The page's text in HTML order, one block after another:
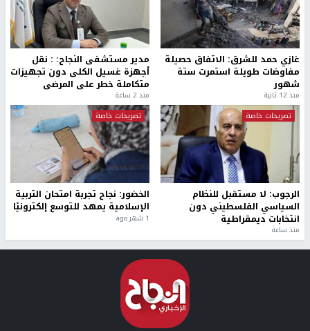
غازي حمد للشرق: الاتفاق حصيلة
مفاوضات طويلة استمرت ستة
شهور
منذ 12 ثانية
مدير مستشفى النجاح: : نقل
أجهزة غسيل الكلى دون تجهيزات
متكاملة خطر على المرضى
منذ 2 ساعة
تصريحات خاصة
الرجوب: لا مستقبل للنظام
السياسي الفلسطيني دون
انتخابات ديمقراطية
منذ ساعة
تصريحات خاصة
الخضور: نجاح تجربة امتحان التربية
الإسلامية يمهد للتوسع إلكترونيًا
1 شهر ago